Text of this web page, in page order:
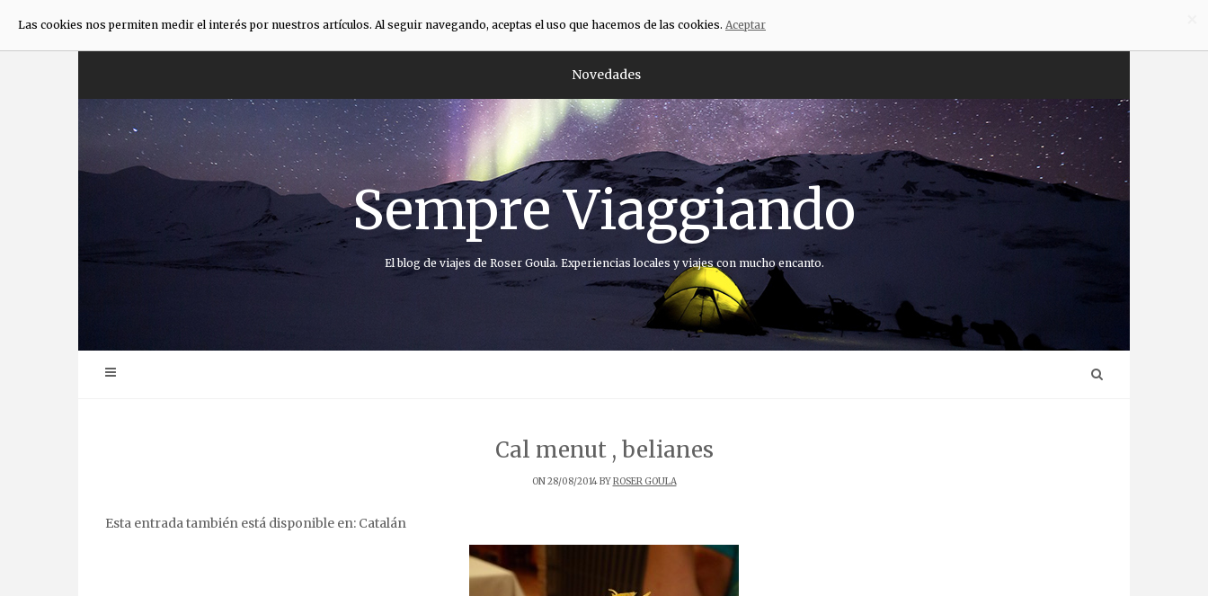
Novedades
Sempre Viaggiando
El blog de viajes de Roser Goula. Experiencias locales y viajes con mucho encanto.
Cal menut , belianes
ON 28/08/2014 BYROSER GOULA
Esta entrada también está disponible en: Catalán
Las cookies nos permiten medir el interés por nuestros artículos. Al seguir navegando, aceptas el uso que hacemos de las cookies. Aceptar